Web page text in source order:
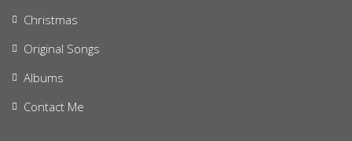
Christmas
Original Songs
Albums
Contact Me